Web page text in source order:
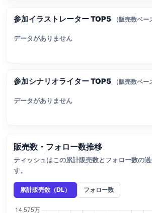
参加イラストレーター TOP5 （販売数ベー
データがありません
参加シナリオライター TOP5 （販売数ベー
データがありません
販売数・フォロー数推移
ティッシュはこの累計販売数とフォロー数の
す。
累計販売数（DL） フォロー数